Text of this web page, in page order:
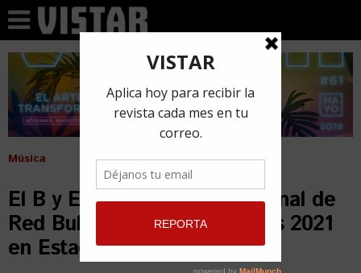
Música
El B y Eduardo Cabra en la final de
Red Bull Batalla de los Gallos 2021
en Estados Unidos